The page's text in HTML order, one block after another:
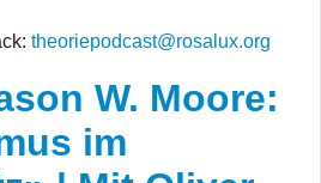
theoriepodcast@rosalux.org
W. Moore:
im